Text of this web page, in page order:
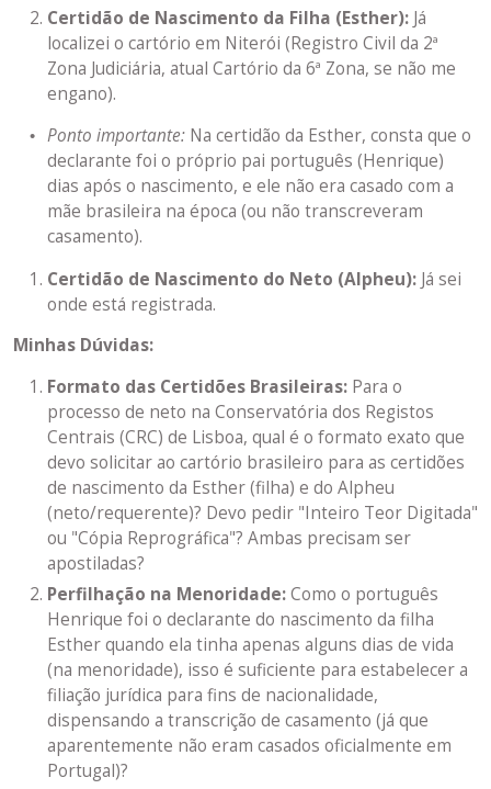
Certidão de Nascimento da Filha (Esther):Já
localizei o cartório em Niterói (Registro Civil da 2ª
Zona Judiciária, atual Cartório da 6ª Zona, se não me
engano).
Ponto importante:Na certidão da Esther, consta que o
declarante foi o próprio pai português (Henrique)
dias após o nascimento, e ele não era casado com a
mãe brasileira na época (ou não transcreveram
casamento).
Certidão de Nascimento do Neto (Alpheu):Já sei
onde está registrada.
Minhas Dúvidas:
Formato das Certidões Brasileiras:Para o
processo de neto na Conservatória dos Registos
Centrais (CRC) de Lisboa, qual é o formato exato que
devo solicitar ao cartório brasileiro para as certidões
de nascimento da Esther (filha) e do Alpheu
(neto/requerente)? Devo pedir "Inteiro Teor Digitada"
ou "Cópia Reprográfica"? Ambas precisam ser
apostiladas?
Perfilhação na Menoridade:Como o português
Henrique foi o declarante do nascimento da filha
Esther quando ela tinha apenas alguns dias de vida
(na menoridade), isso é suficiente para estabelecer a
filiação jurídica para fins de nacionalidade,
dispensando a transcrição de casamento (já que
aparentemente não eram casados oficialmente em
Portugal)?